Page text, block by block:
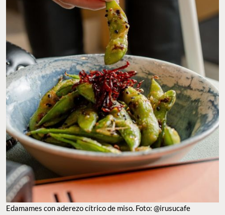
Edamames con aderezo cítrico de miso. Foto: @irusucafe